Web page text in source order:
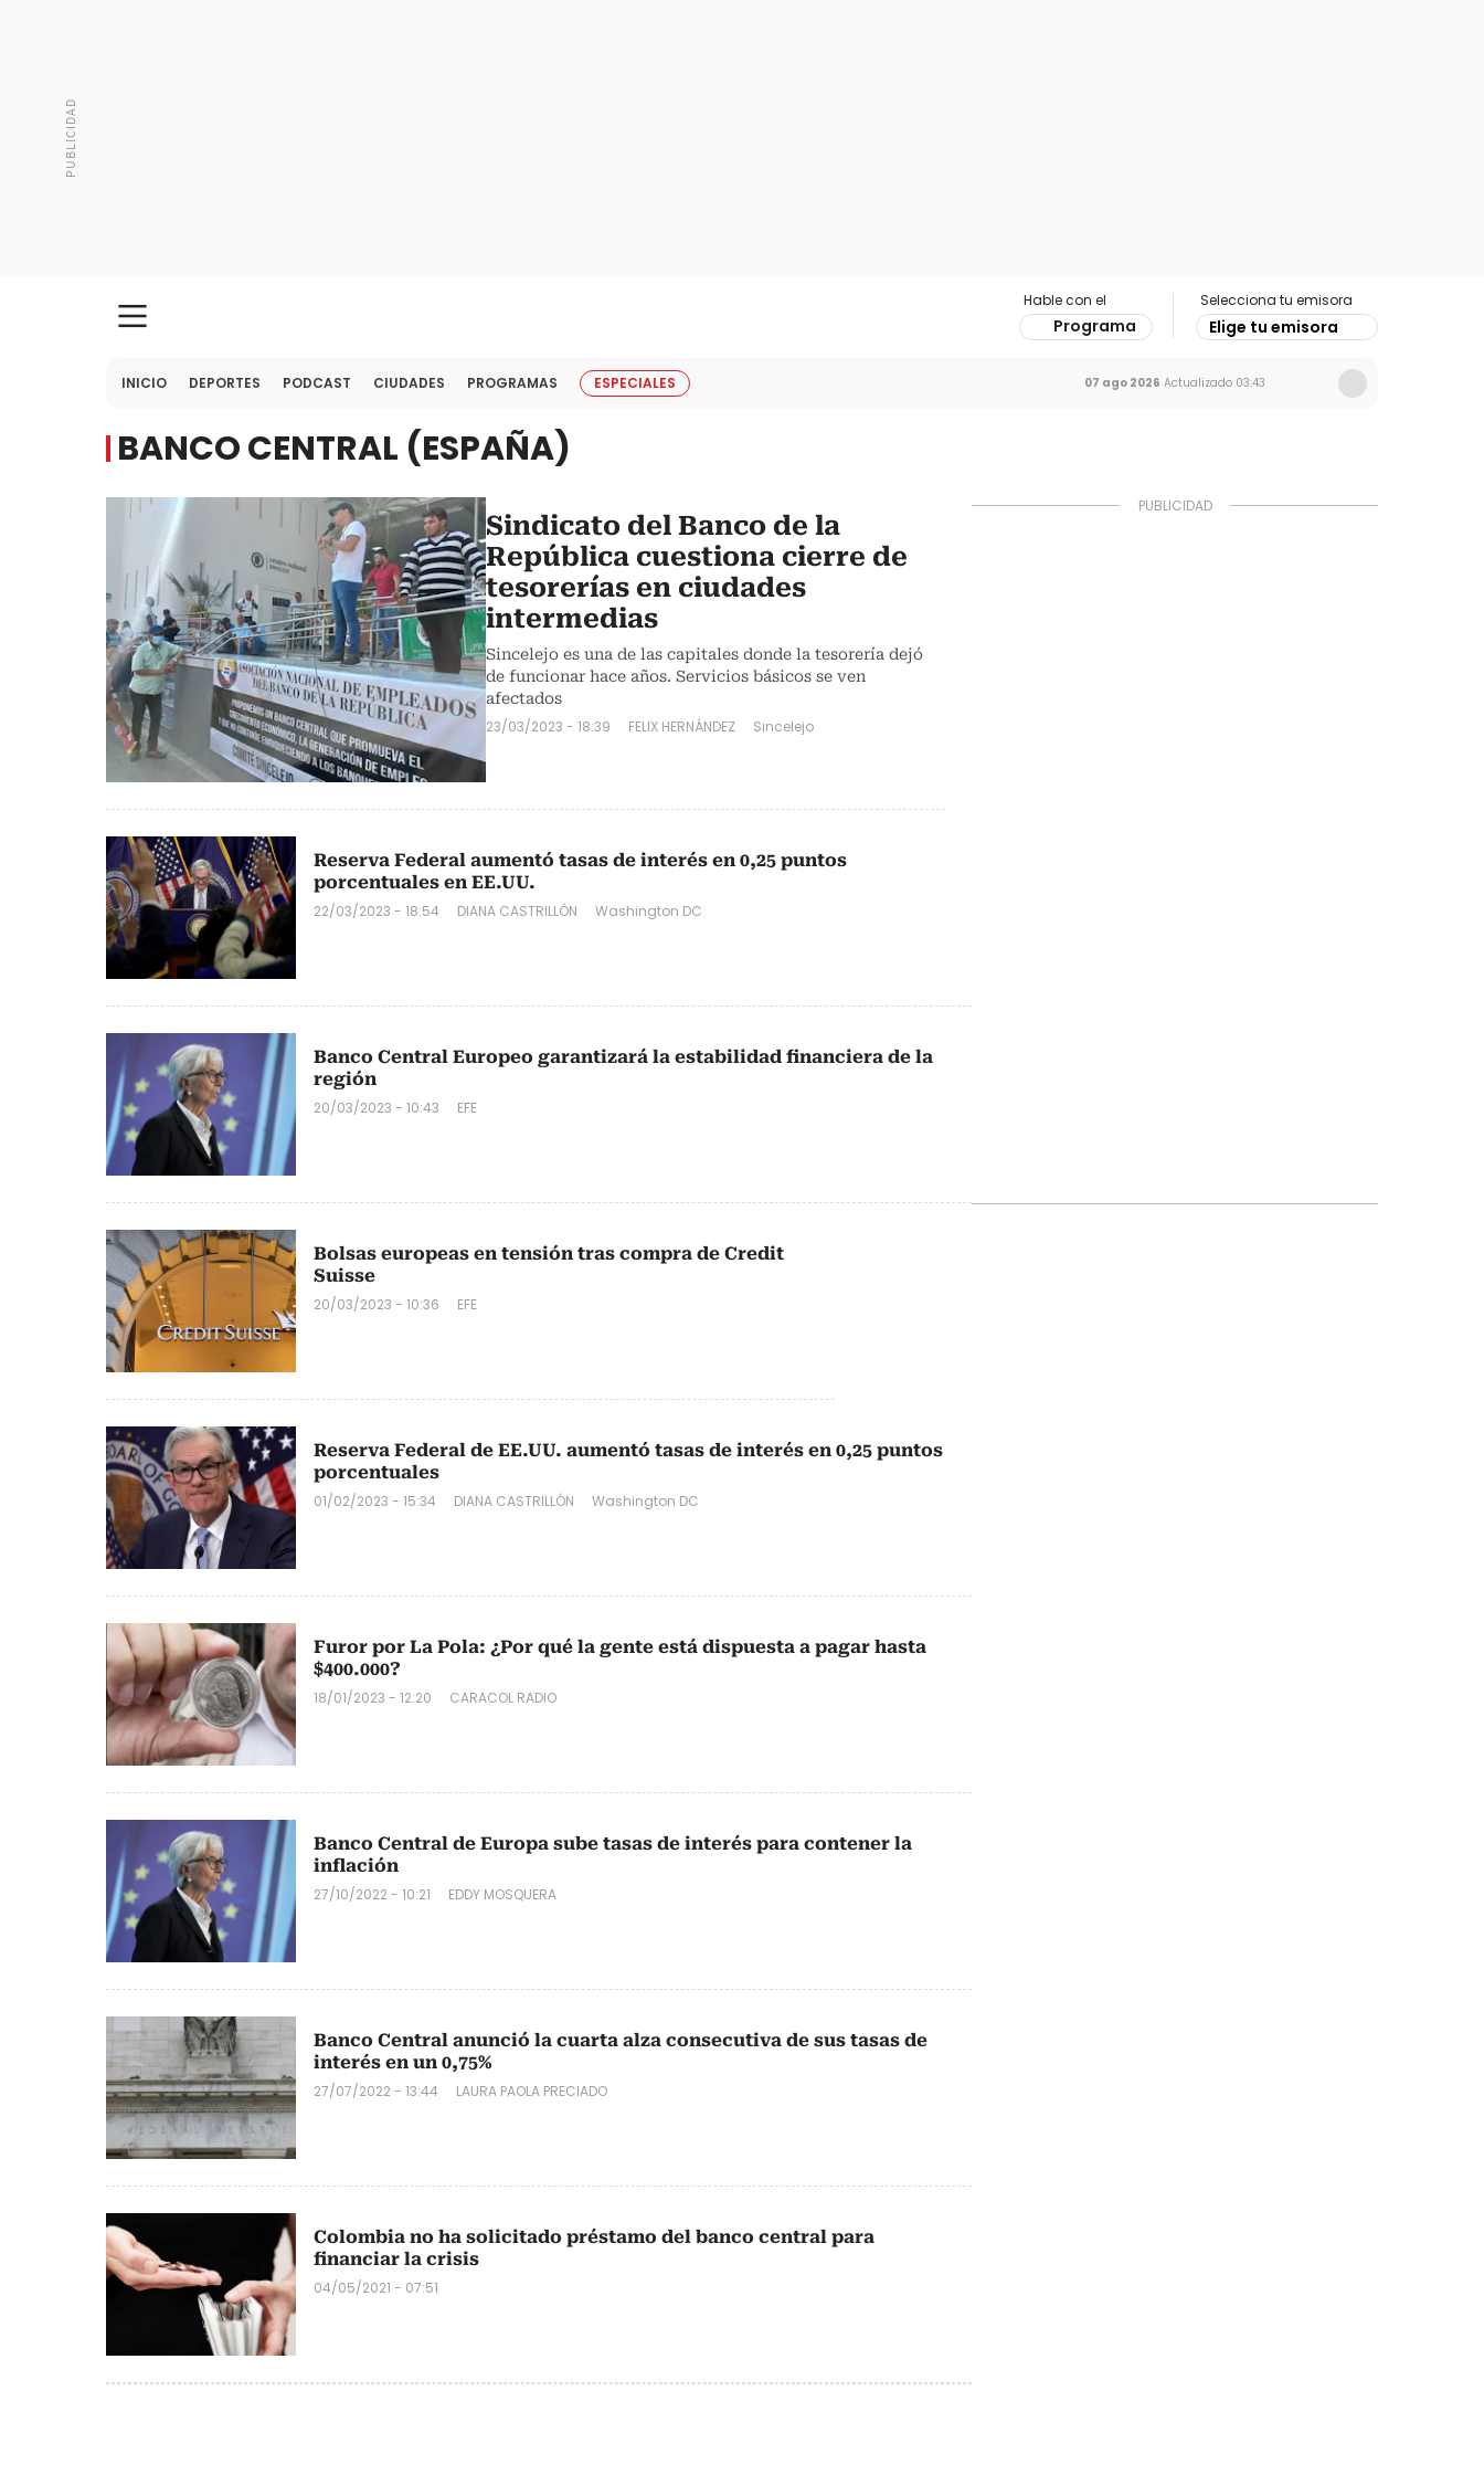
Hable con el
Programa
Selecciona tu emisora
Elige tu emisora
INICIO DEPORTES PODCAST CIUDADES PROGRAMAS ESPECIALES 07 ago 2026 Actualizado 03:43
BANCO CENTRAL (ESPAÑA)
Sindicato del Banco de la
República cuestiona cierre de
tesorerías en ciudades
intermedias
Sincelejo es una de las capitales donde la tesorería dejó
de funcionar hace años. Servicios básicos se ven
afectados
23/03/2023 - 18:39 FELIX HERNÁNDEZ Sincelejo
Reserva Federal aumentó tasas de interés en 0,25 puntos
porcentuales en EE.UU.
22/03/2023 - 18:54 DIANA CASTRILLÓN Washington DC
Banco Central Europeo garantizará la estabilidad financiera de la
región
20/03/2023 - 10:43 EFE
Bolsas europeas en tensión tras compra de Credit
Suisse
20/03/2023 - 10:36 EFE
Reserva Federal de EE.UU. aumentó tasas de interés en 0,25 puntos
porcentuales
01/02/2023 - 15:34 DIANA CASTRILLÓN Washington DC
Furor por La Pola: ¿Por qué la gente está dispuesta a pagar hasta
$400.000?
18/01/2023 - 12:20 CARACOL RADIO
Banco Central de Europa sube tasas de interés para contener la
inflación
27/10/2022 - 10:21 EDDY MOSQUERA
Banco Central anunció la cuarta alza consecutiva de sus tasas de
interés en un 0,75%
27/07/2022 - 13:44 LAURA PAOLA PRECIADO
Colombia no ha solicitado préstamo del banco central para
financiar la crisis
04/05/2021 - 07:51